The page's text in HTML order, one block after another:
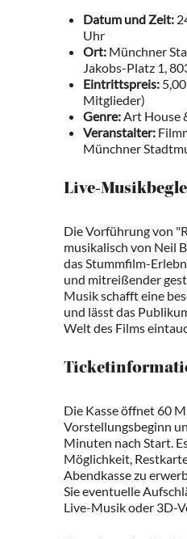
Datum und Zeit:
Uhr
Ort: Münchner
Jakobs-Platz 1,
Eintrittspreis:
Mitglieder)
Genre:Art House
Veranstalter:
Münchner
Live-
Die Vorführung von
musikalisch von Neil
das Stummfilm-
und mitreißender
Musik schafft eine
und lässt das
Welt des Films
Die Kasse öffnet 60
Vorstellungsbeginn
Minuten nach Start.
Möglichkeit,
Abendkasse zu
Sie eventuelle
Live-Musik oder 3D-